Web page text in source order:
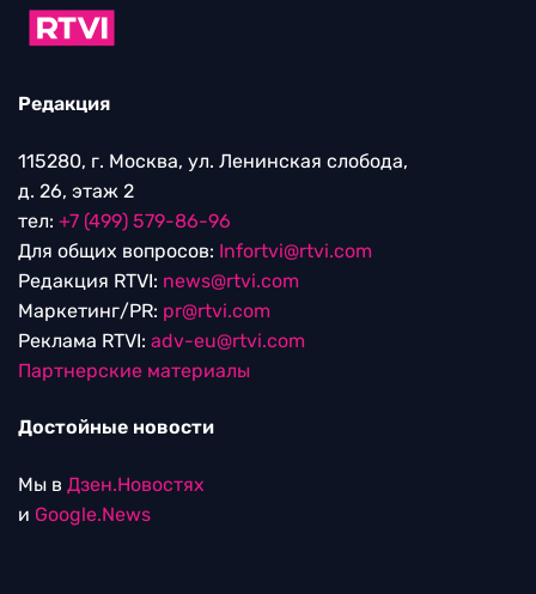
Редакция
115280, г. Москва, ул. Ленинская слобода,
д. 26, этаж 2
тел: +7 (499) 579-86-96
Для общих вопросов: Infortvi@rtvi.com
Редакция RTVI: news@rtvi.com
Маркетинг/PR: pr@rtvi.com
Реклама RTVI: adv-eu@rtvi.com
Партнерские материалы
Достойные новости
Мы в Дзен.Новостях
и Google.News